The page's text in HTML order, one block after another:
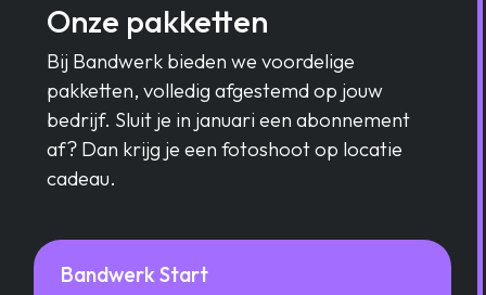
Onze pakketten
Bij Bandwerk bieden we voordelige
pakketten, volledig afgestemd op jouw
bedrijf. Sluit je in januari een abonnement
af? Dan krijg je een fotoshoot op locatie
cadeau.
Bandwerk Start